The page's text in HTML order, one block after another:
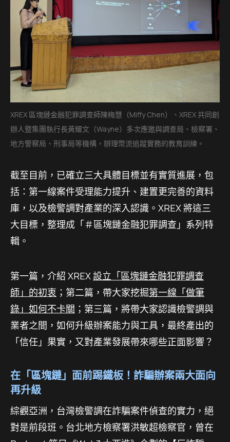
XREX 區塊鏈金融犯罪調查師陳梅慧（Miffy Chen）、XREX 共同創
辦人暨集團執行長黃耀文（Wayne）多次應邀與調查局、檢察署、
地方警察局、刑事局等機構，辦理幣流追蹤實務的教育訓練。
截至目前，已確立三大具體目標並有實質進展，包
括：第一線案件受理能力提升、建置更完善的資料
庫，以及檢警調對產業的深入認識。XREX 將這三
大目標，整理成「＃區塊鏈金融犯罪調查」系列特
輯。
第一篇，介紹 XREX設立「區塊鏈金融犯罪調查
師」的初衷 ；第二篇，帶大家挖掘第一線「做筆
錄」如何不卡關 ；第三篇，將帶大家認識檢警調與
業者之間，如何升級辦案能力與工具，最終產出的
「信任」果實，又對產業發展帶來哪些正面影響？
在「區塊鏈」面前踢鐵板！詐騙辦案兩大面向
再升級
綜觀亞洲，台灣檢警調在詐騙案件偵查的實力，絕
對是前段班。台北地方檢察署洪敏超檢察官，曾在